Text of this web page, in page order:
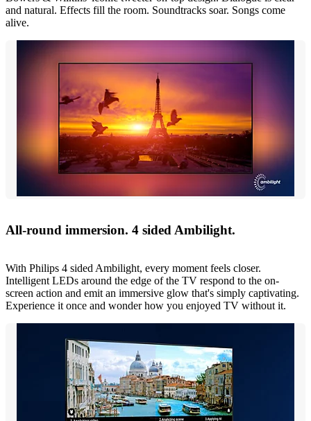
and natural. Effects fill the room. Soundtracks soar. Songs come
alive.
All-round immersion. 4 sided Ambilight.
With Philips 4 sided Ambilight, every moment feels closer.
Intelligent LEDs around the edge of the TV respond to the on-
screen action and emit an immersive glow that's simply captivating.
Experience it once and wonder how you enjoyed TV without it.